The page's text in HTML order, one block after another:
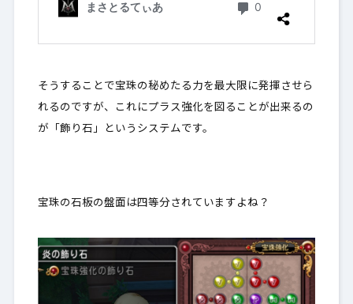
そうすることで宝珠の秘めたる力を最大限に発揮させら
れるのですが、これにプラス強化を図ることが出来るの
が「飾り石」というシステムです。
宝珠の石板の盤面は四等分されていますよね？